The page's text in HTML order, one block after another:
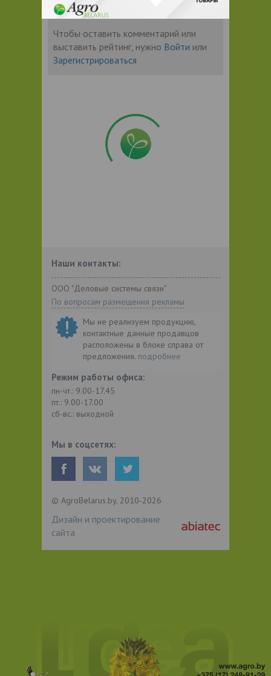
Чтобы оставить комментарий или
выставить рейтинг, нужно Войти или
Зарегистрироваться
Наши контакты:
ООО "Деловые системы связи"
По вопросам размещения рекламы
Мы не реализуем продукцию,
контактные данные продавцов
расположены в блоке справа от
предложения. подробнее
Режим работы офиса:
пн-чт.: 9.00-17.45
пт.: 9.00-17.00
сб-вс.: выходной
Мы в соцсетях:
© AgroBelarus.by, 2010-2026
Дизайн и проектирование
сайта